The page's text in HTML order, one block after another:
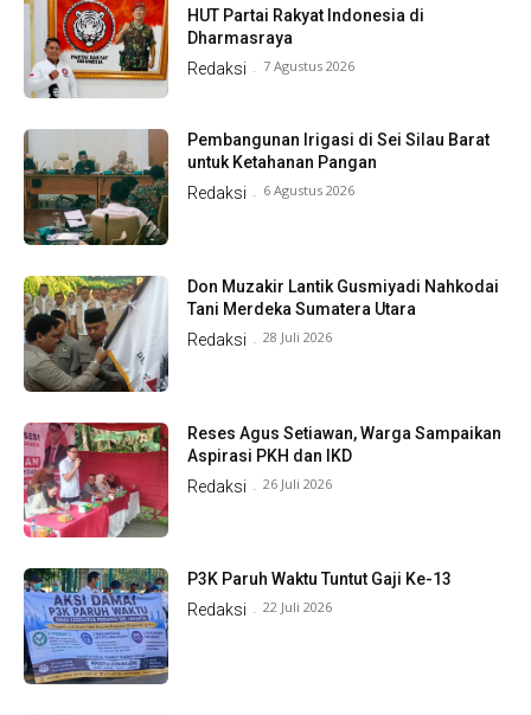
HUT Partai Rakyat Indonesia di
Dharmasraya
Redaksi - 7 Agustus 2026
Pembangunan Irigasi di Sei Silau Barat
untuk Ketahanan Pangan
Redaksi - 6 Agustus 2026
Don Muzakir Lantik Gusmiyadi Nahkodai
Tani Merdeka Sumatera Utara
Redaksi - 28 Juli 2026
Reses Agus Setiawan, Warga Sampaikan
Aspirasi PKH dan IKD
Redaksi - 26 Juli 2026
P3K Paruh Waktu Tuntut Gaji Ke-13
Redaksi - 22 Juli 2026